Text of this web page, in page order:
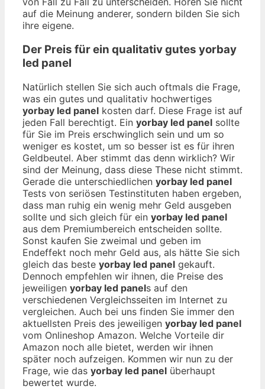
auf die Meinung anderer, sondern bilden Sie sich
ihre eigene.
Der Preis für ein qualitativ gutes yorbay
led panel
Natürlich stellen Sie sich auch oftmals die Frage,
was ein gutes und qualitativ hochwertiges
yorbay led panel kosten darf. Diese Frage ist auf
jeden Fall berechtigt. Ein yorbay led panel sollte
für Sie im Preis erschwinglich sein und um so
weniger es kostet, um so besser ist es für ihren
Geldbeutel. Aber stimmt das denn wirklich? Wir
sind der Meinung, dass diese These nicht stimmt.
Gerade die unterschiedlichen yorbay led panel
Tests von seriösen Testinstituten haben ergeben,
dass man ruhig ein wenig mehr Geld ausgeben
sollte und sich gleich für ein yorbay led panel
aus dem Premiumbereich entscheiden sollte.
Sonst kaufen Sie zweimal und geben im
Endeffekt noch mehr Geld aus, als hätte Sie sich
gleich das beste yorbay led panel gekauft.
Dennoch empfehlen wir ihnen, die Preise des
jeweiligen yorbay led panels auf den
verschiedenen Vergleichsseiten im Internet zu
vergleichen. Auch bei uns finden Sie immer den
aktuellsten Preis des jeweiligen yorbay led panel
vom Onlineshop Amazon. Welche Vorteile dir
Amazon noch alle bietet, werden wir ihnen
später noch aufzeigen. Kommen wir nun zu der
Frage, wie das yorbay led panel überhaupt
bewertet wurde.